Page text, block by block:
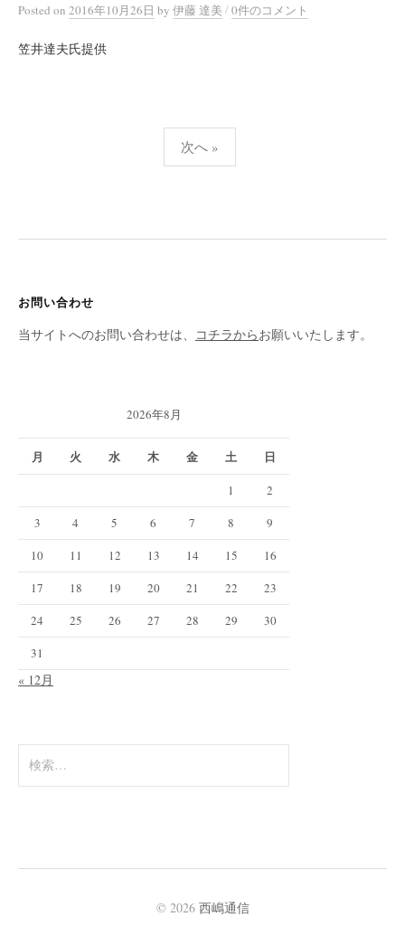
Posted on 2016年10月26日 by 伊藤 達美 /0件のコメント
笠井達夫氏提供
ナ
ー
シ
次へ »
お問い合わせ
当サイトへのお問い合わせは、
コチラからお願いいたします。
2026年8月
月 火 水 木 金 土 日
1
2
3
4 5 6 7 8
9
10
11 12 13 14 15
16
17
18 19 20 21 22
23
24
25 26 27 28 29
30
31
« 12月
索
© 2026 西嶋通信